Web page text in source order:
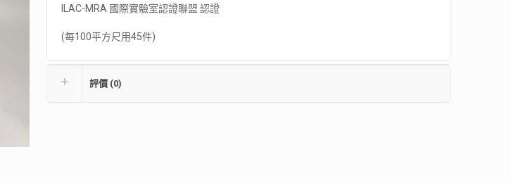
ILAC-MRA 國際實驗室認證聯盟 認證
(每100平方尺用45件)
評價 (0)